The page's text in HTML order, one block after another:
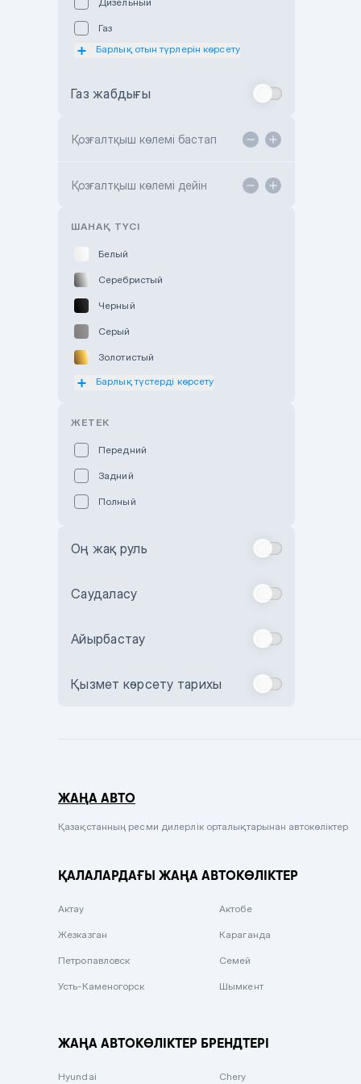
Subaru Motor Almaty
Toyota Astana
TANK Motors Karaganda
Газ
Барлық отын түрлерін көрсету
Газ жабдығы
Қозғалтқыш көлемі бастап
Қозғалтқыш көлемі дейін
ШАНАҚ ТҮСІ
Белый
Серебристый
Черный
Серый
Золотистый
Оранжевый
Зеленый
Бежевый
Комбинированный
Сиреневый металлик
Вишневый
Барлық түстерді көрсету
ЖЕТЕК
Передний
Задний
Полный
Оң жақ руль
Саудаласу
Айырбастау
Қызмет көрсету тарихы
ЖАҢА АВТО
Қазақстанның ресми дилерлік орталықтарынан автокөліктер
ҚАЛАЛАРДАҒЫ ЖАҢА АВТОКӨЛІКТЕР
Актау Актобе
Жезказган Караганда
Петропавловск Семей
Усть-Каменогорск Шымкент
ЖАҢА АВТОКӨЛІКТЕР БРЕНДТЕРІ
Hyundai Chery